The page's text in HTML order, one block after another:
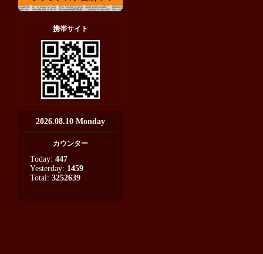
携帯サイト
2026.08.10 Monday
カウンター
Today: 447
Yesterday: 1459
Total: 3252639